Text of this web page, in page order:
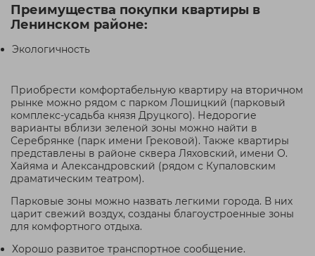
Преимущества покупки квартиры в
Ленинском районе:
Экологичность
Приобрести комфортабельную квартиру на вторичном
рынке можно рядом с парком Лошицкий (парковый
комплекс-усадьба князя Друцкого). Недорогие
варианты вблизи зеленой зоны можно найти в
Серебрянке (парк имени Грековой). Также квартиры
представлены в районе сквера Ляховский, имени О.
Хайяма и Александровский (рядом с Купаловским
драматическим театром).
Парковые зоны можно назвать легкими города. В них
царит свежий воздух, созданы благоустроенные зоны
для комфортного отдыха.
Хорошо развитое транспортное сообщение.